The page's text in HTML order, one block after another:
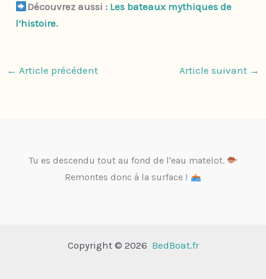
Découvrez aussi : Les bateaux mythiques de
l’histoire.
← Article précédent Article suivant →
Tu es descendu tout au fond de l'eau matelot.
Remontes donc à la surface !
Copyright © 2026 BedBoat.fr